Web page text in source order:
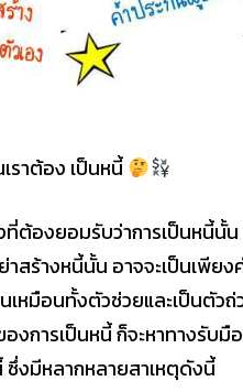
ราต้อง เป็นหนี้
ที่ต้องยอมรับว่าการเป็นหนี้นั้
สร้างหนี้นั้น อาจจะเป็นเพีย
เหมือนทั้งตัวช่วยและเป็นตัว
ของการเป็นหนี้ ก็จะหาทางรั
งมีหลากหลายสาเหตุดังนี้